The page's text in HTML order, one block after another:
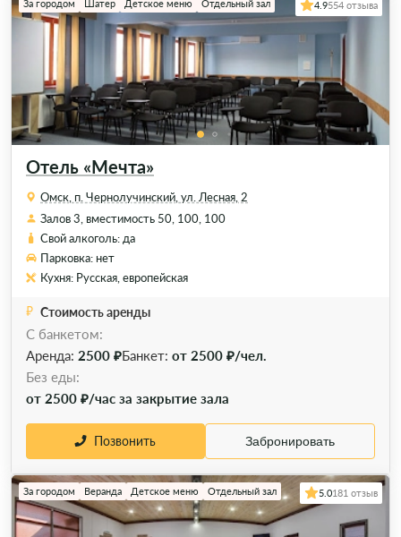
Отель «Мечта»
За городом Шатер Детское меню Отдельный зал 4.9554 отзыва
Омск, п. Чернолучинский, ул. Лесная, 2
Залов 3, вместимость 50, 100, 100
Свой алкоголь: да
Парковка: нет
Кухня: Русская, европейская
Стоимость аренды
С банкетом:
Аренда: 2500 ₽Банкет: от 2500 ₽/чел.
Без еды:
от 2500 ₽/час за закрытие зала
Позвонить Забронировать
За городом Веранда Детское меню Отдельный зал 5.0181 отзыв